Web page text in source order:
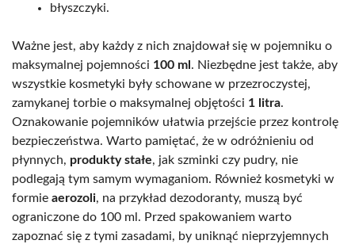
błyszczyki.
Ważne jest, aby każdy z nich znajdował się w pojemniku o
maksymalnej pojemności 100 ml . Niezbędne jest także, aby
wszystkie kosmetyki były schowane w przezroczystej,
zamykanej torbie o maksymalnej objętości 1 litra.
Oznakowanie pojemników ułatwia przejście przez kontrolę
bezpieczeństwa. Warto pamiętać, że w odróżnieniu od
płynnych, produkty stałe, jak szminki czy pudry, nie
podlegają tym samym wymaganiom. Również kosmetyki w
formie aerozoli, na przykład dezodoranty, muszą być
ograniczone do 100 ml. Przed spakowaniem warto
zapoznać się z tymi zasadami, by uniknąć nieprzyjemnych